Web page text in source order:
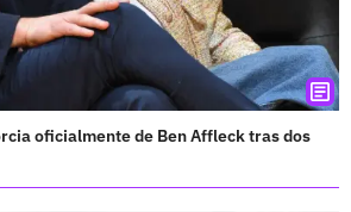
oficialmente de Ben Affleck tras dos